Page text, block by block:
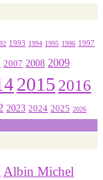
1993 1994 1995 1996 1997
2007 2008 2009
2015 2016
2023 2024 2025 2026
Albin Michel